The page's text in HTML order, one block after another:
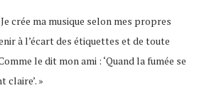
crée ma musique selon mes propres
à l’écart des étiquettes et de toute
le dit mon ami : ‘Quand la fumée se
claire’. »